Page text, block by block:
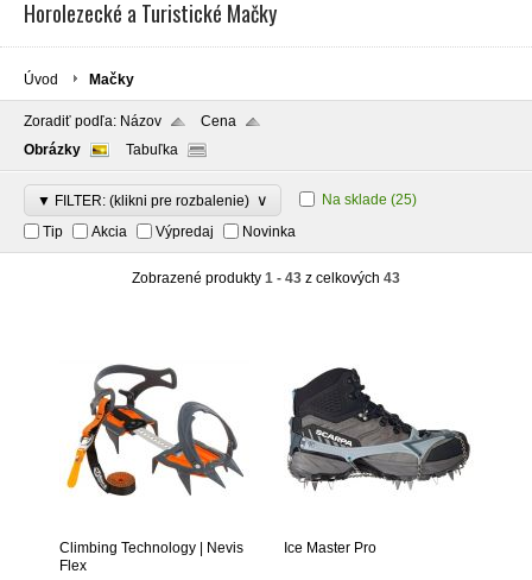
Horolezecké a Turistické Mačky
Úvod Mačky
Zoradiť podľa: Názov
Cena
Obrázky
Tabuľka
▼ FILTER: (klikni pre rozbalenie) ∨ Na sklade (25)
Tip
Akcia Výpredaj Novinka
Zobrazené produkty 1 - 43 z celkových 43
Climbing Technology | Nevis
Flex
Ice Master Pro